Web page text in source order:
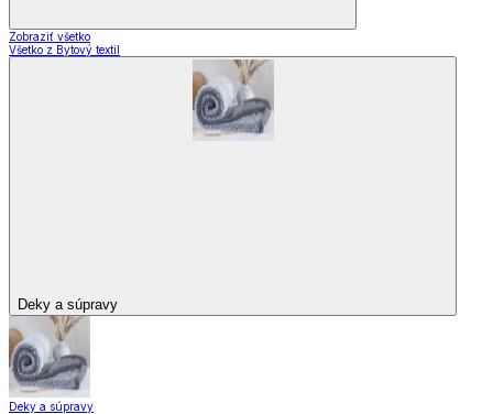
Zobraziť všetko
Všetko z Bytový textil
Deky a súpravy
Deky a súpravy